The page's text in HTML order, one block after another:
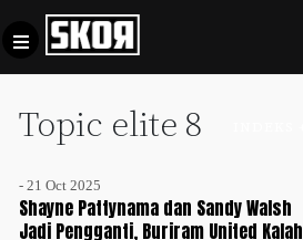
Topic elite 8
- 21 Oct 2025
Shayne Pattynama dan Sandy Walsh
Jadi Pengganti, Buriram United Kalah
Football +
Culture +
Privacy
Pedoman
Pemberitaan